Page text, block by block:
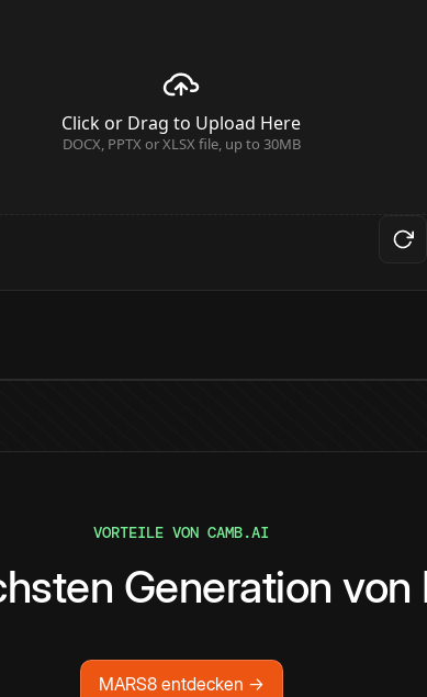
Click or Drag to Upload Here
DOCX, PPTX or XLSX file, up to 30MB
VORTEILE VON CAMB.AI
Generation
MARS8 entdecken →